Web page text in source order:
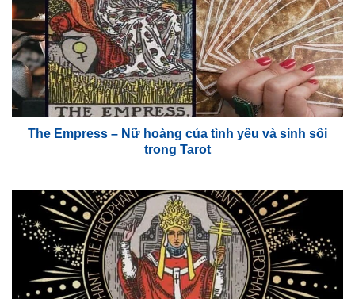
The Empress – Nữ hoàng của tình yêu và sinh sôi
trong Tarot